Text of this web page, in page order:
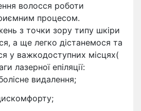
волосся роботи
процесом.
з точки зору типу шкіри
а ще легко дістанемося та
у важкодоступних місцях(
лазерної епіляції:
видалення;